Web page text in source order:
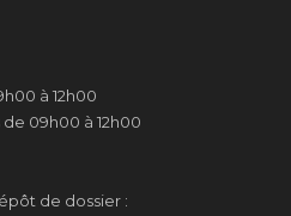
à 12h00
09h00 à 12h00
de dossier :